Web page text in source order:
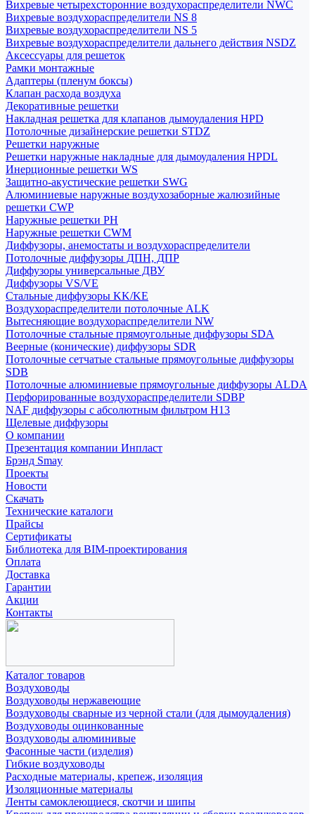
Вихревые четырехсторонние воздухораспределители NWC
Вихревые воздухораспределители NS 8
Вихревые воздухораспределители NS 5
Вихревые воздухораспределители дальнего действия NSDZ
Аксессуары для решеток
Рамки монтажные
Адаптеры (пленум боксы)
Клапан расхода воздуха
Декоративные решетки
Накладная решетка для клапанов дымоудаления HPD
Потолочные дизайнерские решетки STDZ
Решетки наружные
Решетки наружные накладные для дымоудаления HPDL
Инерционные решетки WS
Защитно-акустические решетки SWG
Алюминиевые наружные воздухозаборные жалюзийные
решетки CWP
Наружные решетки РН
Наружные решетки CWM
Диффузоры, анемостаты и воздухораспределители
Потолочные диффузоры ДПН, ДПР
Диффузоры универсальные ДВУ
Диффузоры VS/VE
Стальные диффузоры KK/KE
Воздухораспределители потолочные ALK
Вытесняющие воздухораспределители NW
Потолочные стальные прямоугольные диффузоры SDA
Веерные (конические) диффузоры SDR
Потолочные сетчатые стальные прямоугольные диффузоры
SDB
Потолочные алюминиевые прямоугольные диффузоры ALDA
Перфорированные воздухораспределители SDBP
NAF диффузоры с абсолютным фильтром Н13
Щелевые диффузоры
О компании
Презентация компании Инпласт
Брэнд Smay
Проекты
Новости
Скачать
Технические каталоги
Прайсы
Сертификаты
Библиотека для BIM-проектирования
Оплата
Доставка
Гарантии
Акции
Контакты
Каталог товаров
Воздуховоды
Воздуховоды нержавеющие
Воздуховоды сварные из черной стали (для дымоудаления)
Воздуховоды оцинкованные
Воздуховоды алюминивые
Фасонные части (изделия)
Гибкие воздуховоды
Расходные материалы, крепеж, изоляция
Изоляционные материалы
Ленты самоклеющиеся, скотчи и шипы